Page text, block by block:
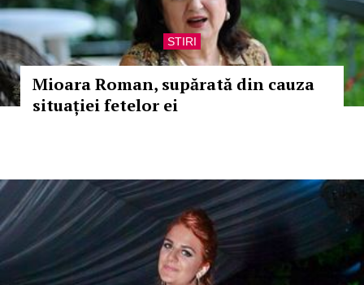
STIRI
Mioara Roman, supărată din cauza
situației fetelor ei